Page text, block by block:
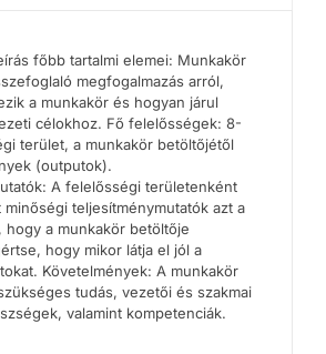
főbb tartalmi elemei: Munkakör
megfogalmazás arról,
a munkakör és hogyan járul
célokhoz. Fő felelősségek: 8-
terület, a munkakör betöltőjétől
(outputok).
A felelősségi területenként
minőségi teljesítménymutatók azt a
hogy a munkakör betöltője
hogy mikor látja el jól a
Követelmények: A munkakör
tudás, vezetői és szakmai
valamint kompetenciák.